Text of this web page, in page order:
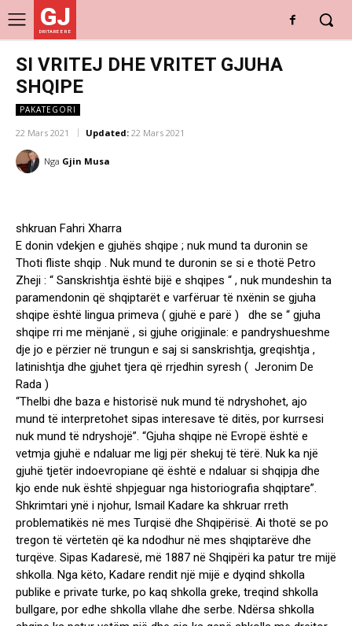
GJ
DRITARE E RE
SI VRITEJ DHE VRITET GJUHA
SHQIPE
PAKATEGORI
22 Mars 2021 Updated: 22 Mars 2021
Nga Gjin Musa
shkruan Fahri Xharra
E donin vdekjen e gjuhës shqipe ; nuk mund ta duronin se
Thoti fliste shqip . Nuk mund te duronin se si e thotë Petro
Zheji : “ Sanskrishtja është bijë e shqipes “ , nuk mundeshin ta
paramendonin që shqiptarët e varfëruar të nxënin se gjuha
shqipe është lingua primeva ( gjuhë e parë ) dhe se “ gjuha
shqipe rri me mënjanë , si gjuhe origjinale: e pandryshueshme
dje jo e përzier në trungun e saj si sanskrishtja, greqishtja ,
latinishtja dhe gjuhet tjera që rrjedhin syresh ( Jeronim De
Rada )
“Thelbi dhe baza e historisë nuk mund të ndryshohet, ajo
mund të interpretohet sipas interesave të ditës, por kurrsesi
nuk mund të ndryshojë”. “Gjuha shqipe në Evropë është e
vetmja gjuhë e ndaluar me ligj për shekuj të tërë. Nuk ka një
gjuhë tjetër indoevropiane që është e ndaluar si shqipja dhe
kjo ende nuk është shpjeguar nga historiografia shqiptare”.
Shkrimtari ynë i njohur, Ismail Kadare ka shkruar rreth
problematikës në mes Turqisë dhe Shqipërisë. Ai thotë se po
tregon të vërtetën që ka ndodhur në mes shqiptarëve dhe
turqëve. Sipas Kadaresë, më 1887 në Shqipëri ka patur tre mijë
shkolla. Nga këto, Kadare rendit një mijë e dyqind shkolla
publike e private turke, po kaq shkolla greke, treqind shkolla
bullgare, por edhe shkolla vllahe dhe serbe. Ndërsa shkolla